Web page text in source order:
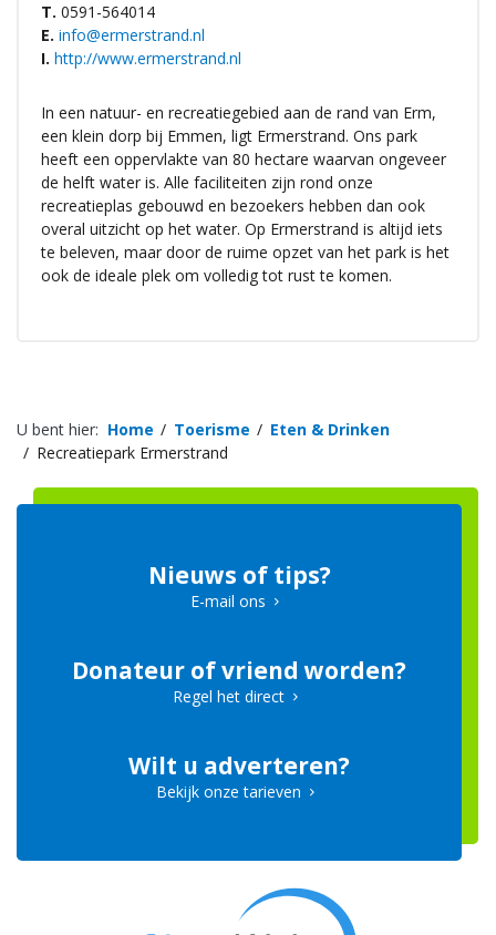
T. 0591-564014
E. info@ermerstrand.nl
I. http://www.ermerstrand.nl
In een natuur- en recreatiegebied aan de rand van Erm,
een klein dorp bij Emmen, ligt Ermerstrand. Ons park
heeft een oppervlakte van 80 hectare waarvan ongeveer
de helft water is. Alle faciliteiten zijn rond onze
recreatieplas gebouwd en bezoekers hebben dan ook
overal uitzicht op het water. Op Ermerstrand is altijd iets
te beleven, maar door de ruime opzet van het park is het
ook de ideale plek om volledig tot rust te komen.
U bent hier: Home Toerisme
Eten & Drinken
Recreatiepark Ermerstrand
Nieuws of tips?
E-mail ons
Donateur of vriend worden?
Regel het direct
Wilt u adverteren?
Bekijk onze tarieven